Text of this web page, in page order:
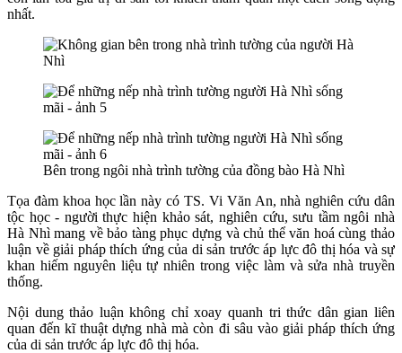
nhất.
Bên trong ngôi nhà trình tường của đồng bào Hà Nhì
Tọa đàm khoa học lần này có TS. Vi Văn An, nhà nghiên cứu dân
tộc học - người thực hiện khảo sát, nghiên cứu, sưu tầm ngôi nhà
Hà Nhì mang về bảo tàng phục dựng và chủ thể văn hoá cùng thảo
luận về giải pháp thích ứng của di sản trước áp lực đô thị hóa và sự
khan hiếm nguyên liệu tự nhiên trong việc làm và sửa nhà truyền
thống.
Nội dung thảo luận không chỉ xoay quanh tri thức dân gian liên
quan đến kĩ thuật dựng nhà mà còn đi sâu vào giải pháp thích ứng
của di sản trước áp lực đô thị hóa.